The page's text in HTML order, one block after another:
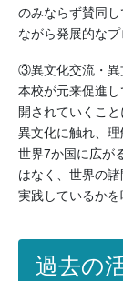
のみならず賛同
ながら発展的なプ
③異文化交流・異
本校が元来促進
開されていくこ
異文化に触れ、理
世界7か国に広が
はなく、世界の
実践しているかを
過去の